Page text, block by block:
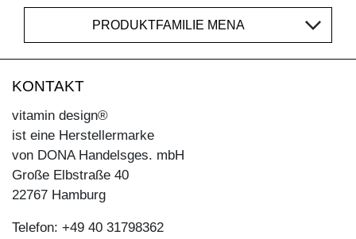
PRODUKTFAMILIE MENA
KONTAKT
vitamin design®
ist eine Herstellermarke
von DONA Handelsges. mbH
Große Elbstraße 40
22767 Hamburg
Telefon: +49 40 31798362